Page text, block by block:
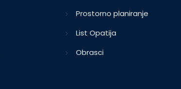
Prostorno planiranje
List Opatija
Obrasci